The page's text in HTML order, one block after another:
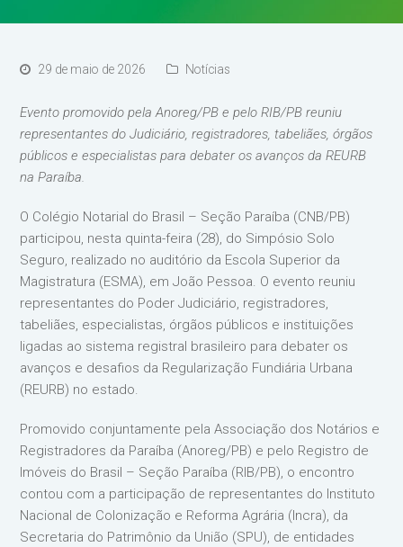
29 de maio de 2026 Notícias
Evento promovido pela Anoreg/PB e pelo RIB/PB reuniu
representantes do Judiciário, registradores, tabeliães, órgãos
públicos e especialistas para debater os avanços da REURB
na Paraíba.
O Colégio Notarial do Brasil – Seção Paraíba (CNB/PB)
participou, nesta quinta-feira (28), do Simpósio Solo
Seguro, realizado no auditório da Escola Superior da
Magistratura (ESMA), em João Pessoa. O evento reuniu
representantes do Poder Judiciário, registradores,
tabeliães, especialistas, órgãos públicos e instituições
ligadas ao sistema registral brasileiro para debater os
avanços e desafios da Regularização Fundiária Urbana
(REURB) no estado.
Promovido conjuntamente pela Associação dos Notários e
Registradores da Paraíba (Anoreg/PB) e pelo Registro de
Imóveis do Brasil – Seção Paraíba (RIB/PB), o encontro
contou com a participação de representantes do Instituto
Nacional de Colonização e Reforma Agrária (Incra), da
Secretaria do Patrimônio da União (SPU), de entidades